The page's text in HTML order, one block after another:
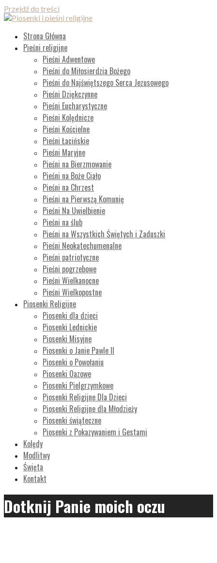
Przejdź do treści
Strona Główna
Pieśni religijne
Pieśni Adwentowe
Pieśni do Miłosierdzia Bożego
Pieśni do Najświętszego Serca Jezusowego
Pieśni Dziękczynne
Pieśni Eucharystyczne
Pieśni Kolędnicze
Pieśni Kościelne
Pieśni Łacińskie
Pieśni Maryjne
Pieśni na Bierzmowanie
Pieśni na Boże Ciało
Pieśni na Chrzest
Pieśni na Pierwszą Komunię
Pieśni Na Uwielbienie
Pieśni na ślub
Pieśni na Wszystkich Świętych i Zaduszki
Pieśni Neokatechumenalne
Pieśni patriotyczne
Pieśni pogrzebowe
Pieśni Wielkanocne
Pieśni Wielkopostne
Piosenki Religijne
Piosenki dla dzieci
Piosenki Lednickie
Piosenki Misyjne
Piosenki o Janie Pawle II
Piosenki o Powołaniu
Piosenki Oazowe
Piosenki Pielgrzymkowe
Piosenki Religijne Dla Dzieci
Piosenki Religijne dla Młodzieży
Piosenki świąteczne
Piosenki z Pokazywaniem i Gestami
Kolędy
Modlitwy
Święta
Kontakt
Dotknij Panie moich oczu